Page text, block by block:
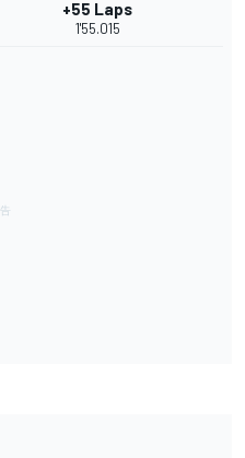
+55 Laps
1'55.015